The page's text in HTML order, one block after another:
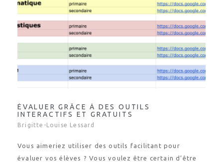
ÉVALUER GRÂCE À DES OUTILS
INTERACTIFS ET GRATUITS
Brigitte-Louise Lessard
Vous aimeriez utiliser des outils facilitant pour
évaluer vos élèves ? Vous voulez être certain d’être